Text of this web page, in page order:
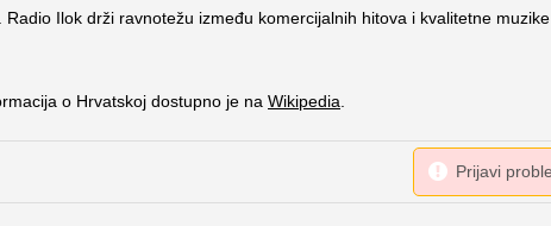
Ilok drži ravnotežu između komercijalnih hitova i kvalitetne muzike
o Hrvatskoj dostupno je na Wikipedia